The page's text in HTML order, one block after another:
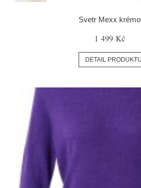
Svetr Mexx
1 499 Kč
DETAIL PRODUKTU